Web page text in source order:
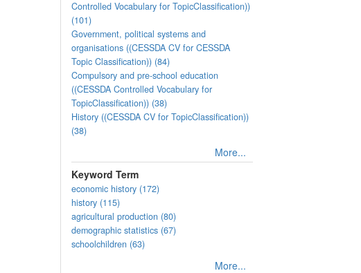
Controlled Vocabulary for TopicClassification))
(101)
Government, political systems and
organisations ((CESSDA CV for CESSDA
Topic Classification)) (84)
Compulsory and pre-school education
((CESSDA Controlled Vocabulary for
TopicClassification)) (38)
History ((CESSDA CV for TopicClassification))
(38)
More...
Keyword Term
economic history (172)
history (115)
agricultural production (80)
demographic statistics (67)
schoolchildren (63)
More...